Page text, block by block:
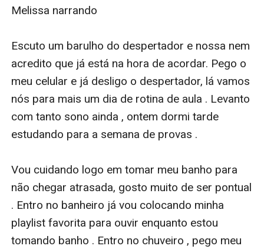
com o Pedro de novo e que está ainda mais cheio de
e muitos empecilhos para viver esse amor .
Melissa narrando
Escuto um barulho do despertador e nossa nem
acredito que já está na hora de acordar. Pego o
meu celular e já desligo o despertador, lá vamos
nós para mais um dia de rotina de aula . Levanto
com tanto sono ainda , ontem dormi tarde
estudando para a semana de provas .
Vou cuidando logo em tomar meu banho para
não chegar atrasada, gosto muito de ser pontual
. Entro no banheiro já vou colocando minha
playlist favorita para ouvir enquanto estou
tomando banho . Entro no chuveiro , pego meu